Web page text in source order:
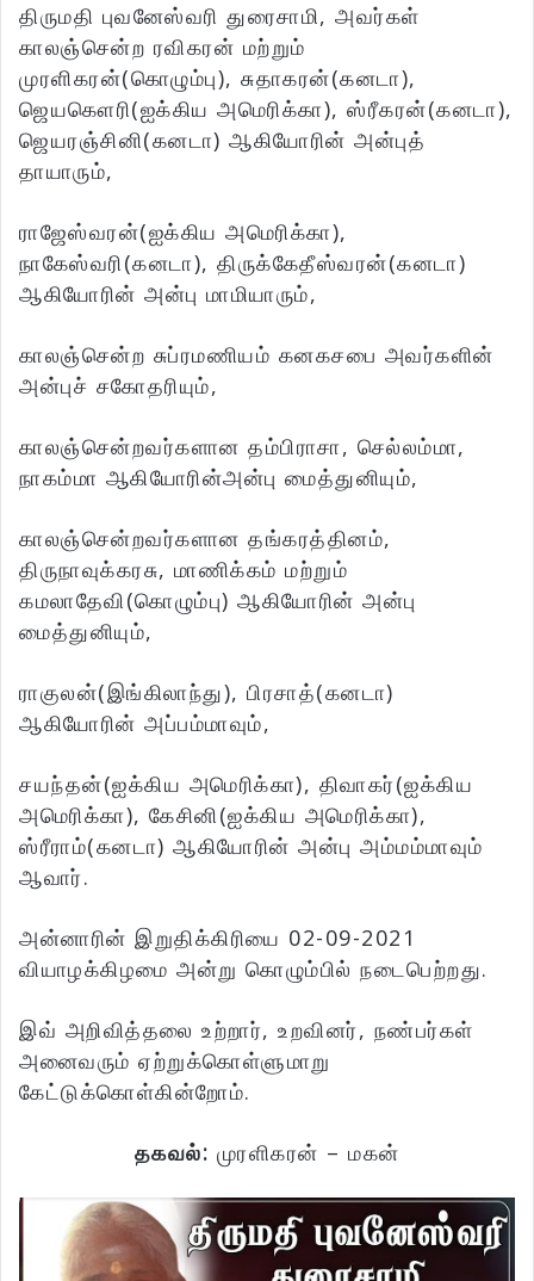
திருமதி புவனேஸ்வரி துரைசாமி, அவர்கள்
காலஞ்சென்ற ரவிகரன் மற்றும்
முரளிகரன்(கொழும்பு), சுதாகரன்(கனடா),
ஜெயகௌரி(ஐக்கிய அமெரிக்கா), ஸ்ரீகரன்(கனடா),
ஜெயரஞ்சினி(கனடா) ஆகியோரின் அன்புத்
தாயாரும்,
ராஜேஸ்வரன்(ஐக்கிய அமெரிக்கா),
நாகேஸ்வரி(கனடா), திருக்கேதீஸ்வரன்(கனடா)
ஆகியோரின் அன்பு மாமியாரும்,
காலஞ்சென்ற சுப்ரமணியம் கனகசபை அவர்களின்
அன்புச் சகோதரியும்,
காலஞ்சென்றவர்களான தம்பிராசா, செல்லம்மா,
நாகம்மா ஆகியோரின்அன்பு மைத்துனியும்,
காலஞ்சென்றவர்களான தங்கரத்தினம்,
திருநாவுக்கரசு, மாணிக்கம் மற்றும்
கமலாதேவி(கொழும்பு) ஆகியோரின் அன்பு
மைத்துனியும்,
ராகுலன்(இங்கிலாந்து), பிரசாத்(கனடா)
ஆகியோரின் அப்பம்மாவும்,
சயந்தன்(ஐக்கிய அமெரிக்கா), திவாகர்(ஐக்கிய
அமெரிக்கா), கேசினி(ஐக்கிய அமெரிக்கா),
ஸ்ரீராம்(கனடா) ஆகியோரின் அன்பு அம்மம்மாவும்
ஆவார்.
அன்னாரின் இறுதிக்கிரியை 02-09-2021
வியாழக்கிழமை அன்று கொழும்பில் நடைபெற்றது.
இவ் அறிவித்தலை உற்றார், உறவினர், நண்பர்கள்
அனைவரும் ஏற்றுக்கொள்ளுமாறு
கேட்டுக்கொள்கின்றோம்.
தகவல்: முரளிகரன் – மகன்